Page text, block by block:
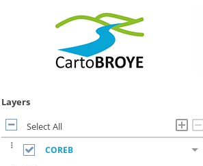
Layers
Select All
COREB